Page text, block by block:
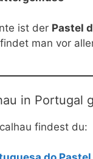
ist der Pastel
man vor
in Portugal
findest du: